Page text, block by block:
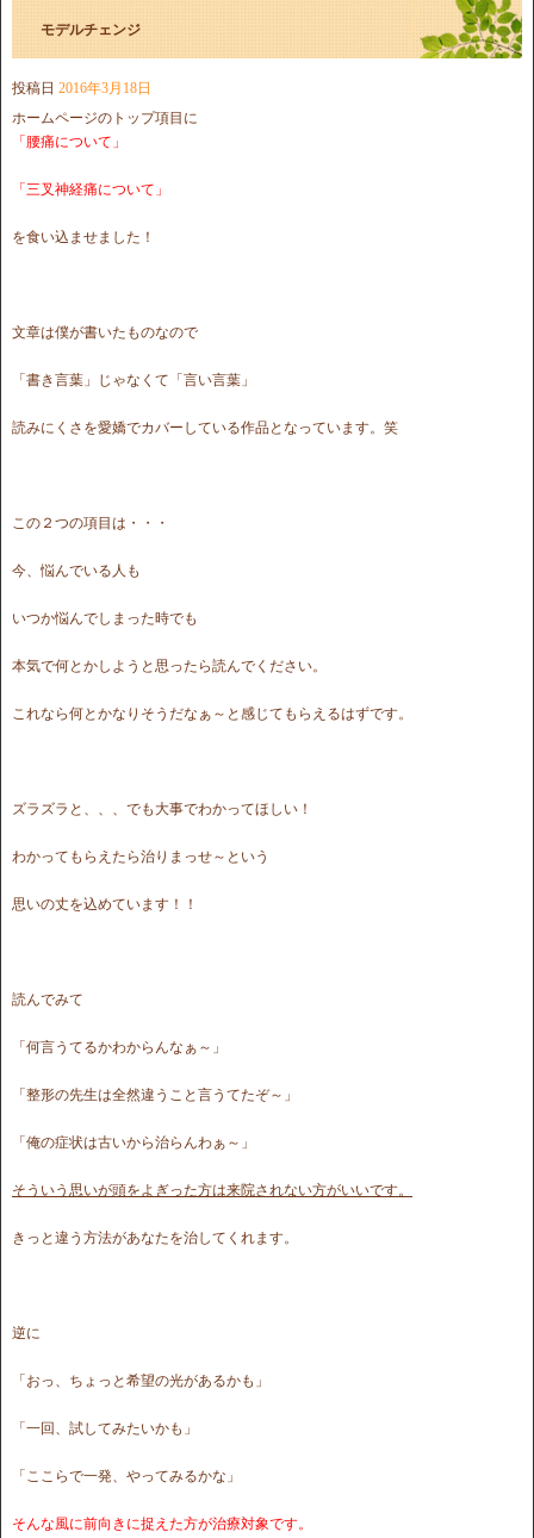
モデルチェンジ
投稿日 2016年3月18日
ホームページのトップ項目に
「腰痛について」
「三叉神経痛について」
を食い込ませました！
文章は僕が書いたものなので
「書き言葉」じゃなくて「言い言葉」
読みにくさを愛嬌でカバーしている作品となっています。笑
この２つの項目は・・・
今、悩んでいる人も
いつか悩んでしまった時でも
本気で何とかしようと思ったら読んでください。
これなら何とかなりそうだなぁ～と感じてもらえるはずです。
ズラズラと、、、でも大事でわかってほしい！
わかってもらえたら治りまっせ～という
思いの丈を込めています！！
読んでみて
「何言うてるかわからんなぁ～」
「整形の先生は全然違うこと言うてたぞ～」
「俺の症状は古いから治らんわぁ～」
そういう思いが頭をよぎった方は来院されない方がいいです。
きっと違う方法があなたを治してくれます。
逆に
「おっ、ちょっと希望の光があるかも」
「一回、試してみたいかも」
「ここらで一発、やってみるかな」
そんな風に前向きに捉えた方が治療対象です。